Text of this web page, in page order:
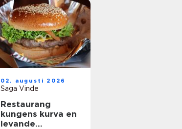
effektiva
02. augusti 2026
Saga Vinde
Restaurang
kungens kurva en
levande